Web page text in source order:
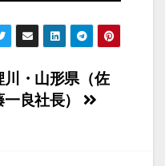
川・山形県（佐
一良社長）